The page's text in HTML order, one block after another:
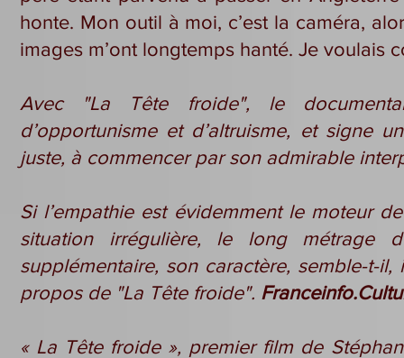
honte. Mon outil à moi, c’est la caméra,
images m’ont longtemps hanté. Je voulais
Avec "La Tête froide", le
d’opportunisme et d’altruisme, et signe
juste, à commencer par son admirable
Si l’empathie est évidemment le moteur
situation irrégulière, le long métrage
supplémentaire, son caractère, semble-t-
propos de "La Tête froide".
« La Tête froide », premier film de